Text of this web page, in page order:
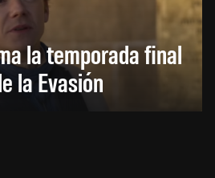
la temporada final
la Evasión